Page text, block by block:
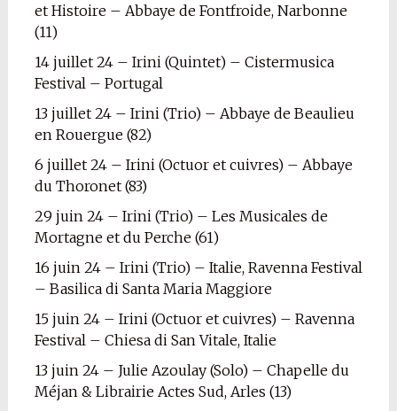
et Histoire – Abbaye de Fontfroide, Narbonne
(11)
14 juillet 24 – Irini (Quintet) – Cistermusica
Festival – Portugal
13 juillet 24 – Irini (Trio) – Abbaye de Beaulieu
en Rouergue (82)
6 juillet 24 – Irini (Octuor et cuivres) – Abbaye
du Thoronet (83)
29 juin 24 – Irini (Trio) – Les Musicales de
Mortagne et du Perche (61)
16 juin 24 – Irini (Trio) – Italie, Ravenna Festival
– Basilica di Santa Maria Maggiore
15 juin 24 – Irini (Octuor et cuivres) – Ravenna
Festival – Chiesa di San Vitale, Italie
13 juin 24 – Julie Azoulay (Solo) – Chapelle du
Méjan & Librairie Actes Sud, Arles (13)